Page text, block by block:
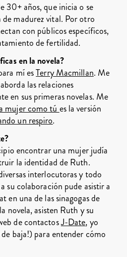
30+ años, que inicia o se
madurez vital. Por otro
con públicos específicos,
de fertilidad.
en la novela?
mí esTerry Macmillan. Me
las relaciones
en sus primeras novelas. Me
mujer como tú es la versión
un respiro.
encontrar una mujer judía
la identidad de Ruth.
interlocutoras y todo
su colaboración pude asistir a
en una de las sinagogas de
novela, asisten Ruth y su
de contactosJ-Date, yo
baja!) para entender cómo